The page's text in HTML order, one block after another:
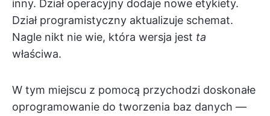
inny. Dział operacyjny dodaje nowe etykiety.
Dział programistyczny aktualizuje schemat.
Nagle nikt nie wie, która wersja jest ta
właściwa.
W tym miejscu z pomocą przychodzi doskonałe
oprogramowanie do tworzenia baz danych —